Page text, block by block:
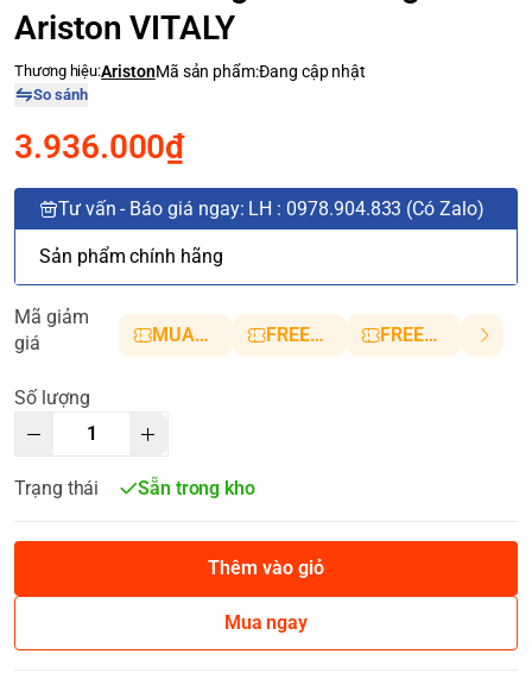
Ariston VITALY
Thương hiệu:AristonMã sản phẩm:Đang cập nhật
So sánh
3.936.000₫
Tư vấn - Báo giá ngay: LH : 0978.904.833 (Có Zalo)
Sản phẩm chính hãng
Mã giảm
giá
MUANHANH01 FREESHIP5 FREESHIP10
Số lượng
Trạng thái Sẵn trong kho
Thêm vào giỏ
Mua ngay